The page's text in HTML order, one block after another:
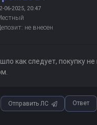
06-2025, 20:47
не внесен
как следует, покупку
Отправить ЛС Ответ